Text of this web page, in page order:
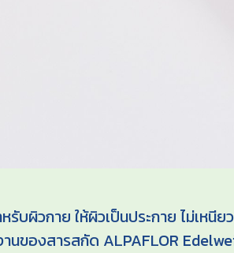
รับผิวกาย ให้ผิวเป็นประกาย ไม่เหนี
านของสารสกัด ALPAFLOR